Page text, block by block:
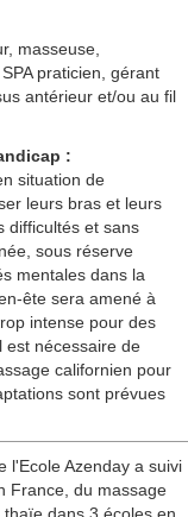
masseuse,
praticien, gérant
antérieur et/ou au fil
:
situation de
leurs bras et leurs
difficultés et sans
sous réserve
mentales dans la
ête sera amené à
intense pour des
est nécessaire de
californien pour
sont prévues
l'Ecole Azenday a suivi
France, du massage